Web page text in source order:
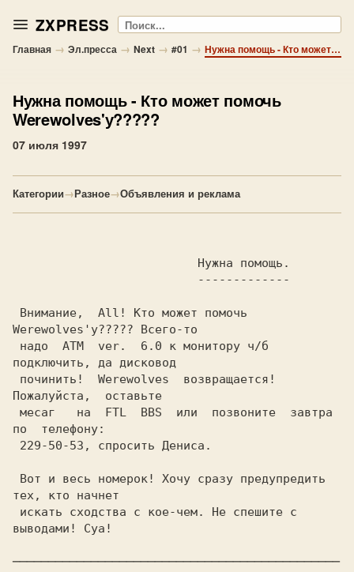
ZXPRESS Поиск
Главная → Эл.пресса → Next → #01 → Нужна помощь - Кто может помочь Werewolves'у?????
Нужна помощь- Кто может помочь
Werewolves'у?????
07 июля 1997
Категории→Разное→Объявления и реклама
Werewolves'у????? Всего-то
подключить, да дисковод
Пожалуйста,  оставьте
по  телефону:
тех, кто начнет
выводами! Cya!
──────────────────────────────────────────────